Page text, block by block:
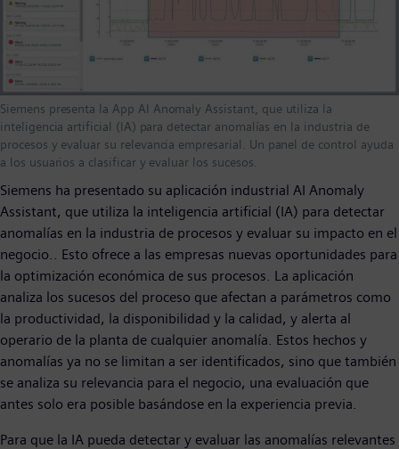
Siemens presenta la App AI Anomaly Assistant, que utiliza la
inteligencia artificial (IA) para detectar anomalías en la industria de
procesos y evaluar su relevancia empresarial. Un panel de control ayuda
a los usuarios a clasificar y evaluar los sucesos.
Siemens ha presentado su aplicación industrial AI Anomaly
Assistant, que utiliza la inteligencia artificial (IA) para detectar
anomalías en la industria de procesos y evaluar su impacto en el
negocio.. Esto ofrece a las empresas nuevas oportunidades para
la optimización económica de sus procesos. La aplicación
analiza los sucesos del proceso que afectan a parámetros como
la productividad, la disponibilidad y la calidad, y alerta al
operario de la planta de cualquier anomalía. Estos hechos y
anomalías ya no se limitan a ser identificados, sino que también
se analiza su relevancia para el negocio, una evaluación que
antes solo era posible basándose en la experiencia previa.
Para que la IA pueda detectar y evaluar las anomalías relevantes